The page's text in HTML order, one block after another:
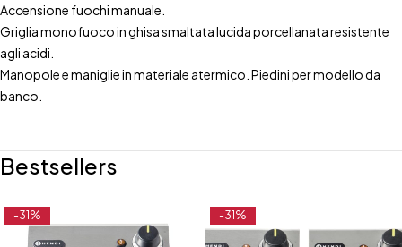
Accensione fuochi manuale.
Griglia monofuoco in ghisa smaltata lucida porcellanata resistente
agli acidi.
Manopole e maniglie in materiale atermico. Piedini per modello da
banco.
Bestsellers
-31% -31%